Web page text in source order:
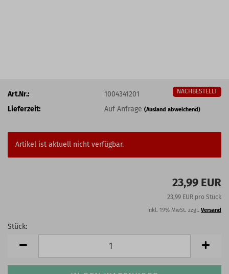
NACHBESTELLT
Art.Nr.:
1004341201
Lieferzeit:
Auf Anfrage(Ausland abweichend)
Artikel ist aktuell nicht verfügbar.
23,99 EUR
23,99 EUR pro Stück
inkl. 19% MwSt. zzgl. Versand
Stück: